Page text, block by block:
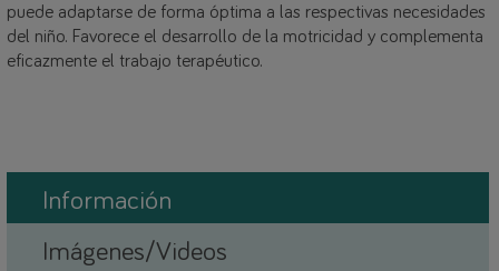
puede adaptarse de forma óptima a las respectivas necesidades
del niño. Favorece el desarrollo de la motricidad y complementa
eficazmente el trabajo terapéutico.
Información
Imágenes/Videos